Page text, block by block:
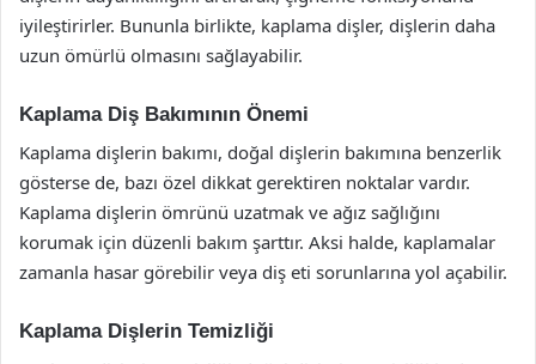
iyileştirirler. Bununla birlikte, kaplama dişler, dişlerin daha
uzun ömürlü olmasını sağlayabilir.
Kaplama Diş Bakımının Önemi
Kaplama dişlerin bakımı, doğal dişlerin bakımına benzerlik
gösterse de, bazı özel dikkat gerektiren noktalar vardır.
Kaplama dişlerin ömrünü uzatmak ve ağız sağlığını
korumak için düzenli bakım şarttır. Aksi halde, kaplamalar
zamanla hasar görebilir veya diş eti sorunlarına yol açabilir.
Kaplama Dişlerin Temizliği